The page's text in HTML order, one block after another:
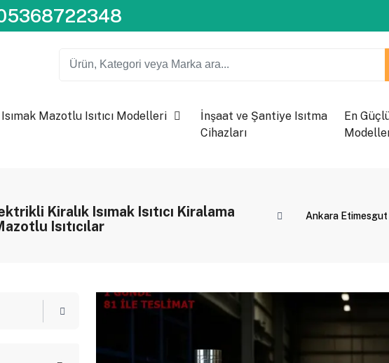
Isımak Mazotlu Isıtıcı Modelleri
İnşaat ve Şantiye Isıtma
Cihazları
En
Kiralık Isımak Isıtıcı Kiralama
Isıtıcılar
Ankara Etimesgut